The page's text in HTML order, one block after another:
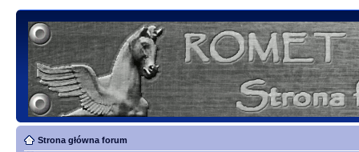
Strona główna forum